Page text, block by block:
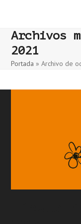
content
Archivos
2021
Portada »Archivo de